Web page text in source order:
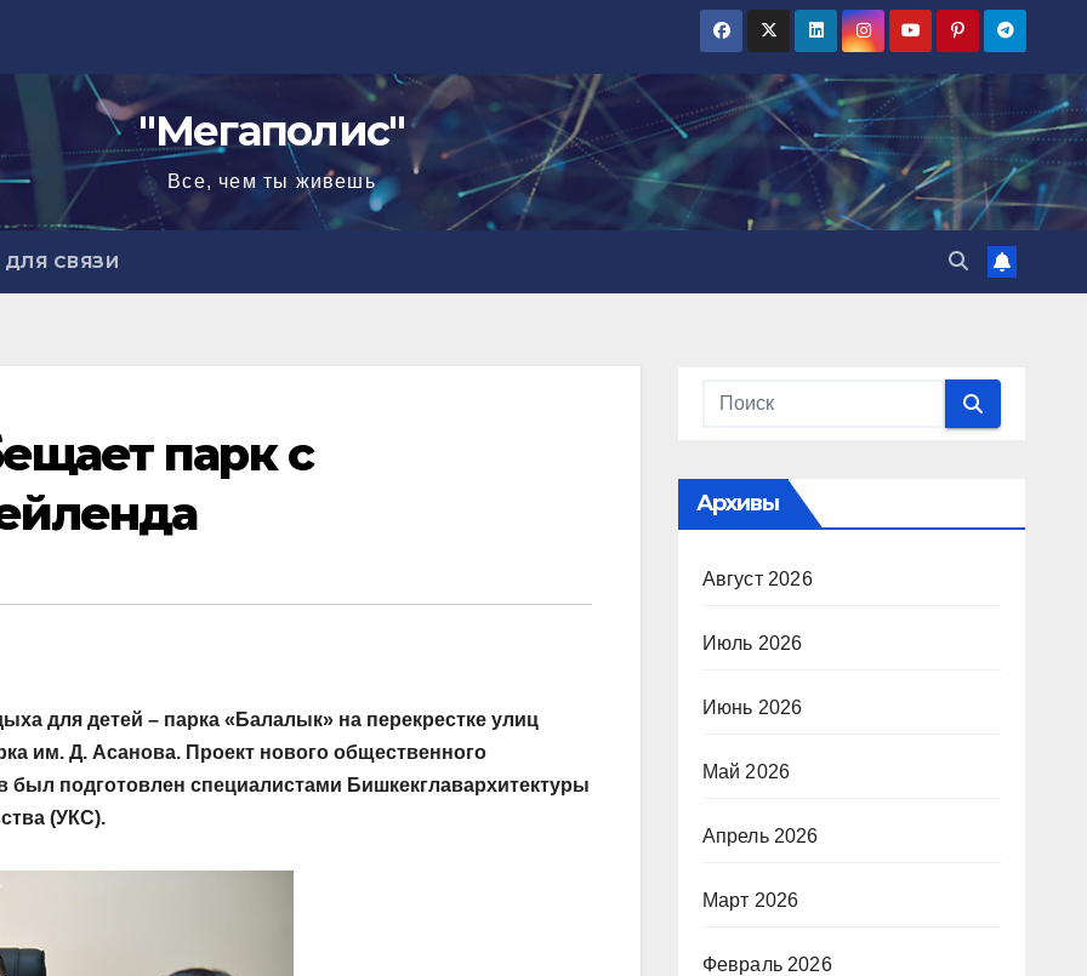
"Мегаполис"
Все, чем ты живешь
ДЛЯ СВЯЗИ
парк с
для детей – парка «Балалык» на перекрестке улиц
им. Д. Асанова. Проект нового общественного
был подготовлен специалистами Бишкекглавархитектуры
(УКС).
Архивы
Август 2026
Июль 2026
Июнь 2026
Май 2026
Апрель 2026
Март 2026
Февраль 2026